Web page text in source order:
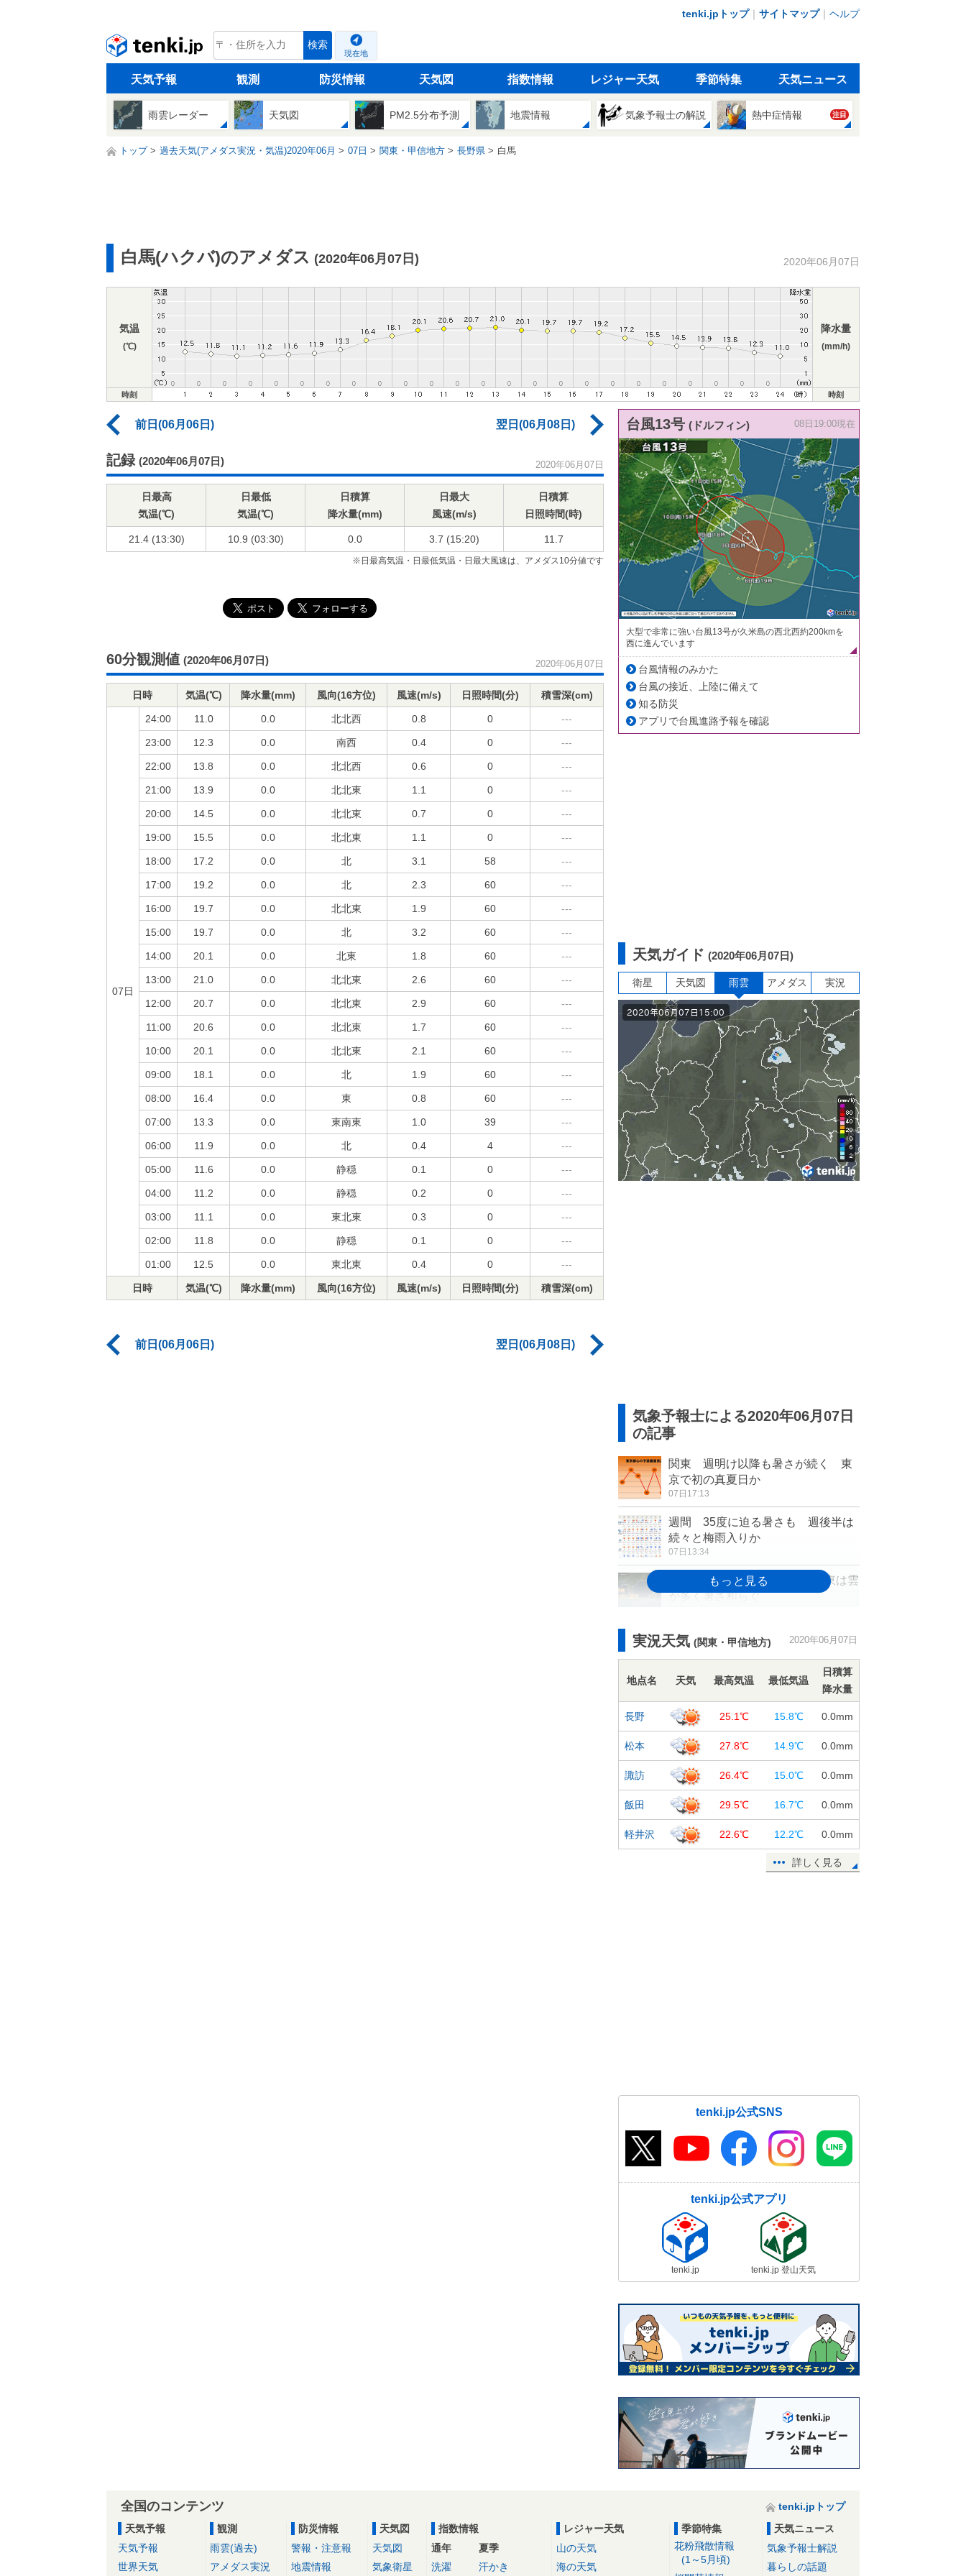
tenki.jpトップ｜ サイトマップ｜ ヘルプ
tenki.jp 検索
現在地
天気予報 観測 防災情報 天気図 指数情報 レジャー天気 季節特集 天気ニュース
雨雲レーダー 天気図 PM2.5分布予測 地震情報 気象予報士の解説 熱中症情報 注目
トップ 過去天気(アメダス実況・気温)2020年06月 07日 関東・甲信地方 長野県 白馬
白馬(ハクバ)のアメダス (2020年06月07日) 2020年06月07日
気温
(℃)
降水量
(mm/h)
時刻 時刻
前日(06月06日) 翌日(06月08日)
記録 (2020年06月07日) 2020年06月07日
日最高
気温(℃)
日最低
気温(℃)
日積算
降水量(mm)
日最大
風速(m/s)
日積算
日照時間(時)
21.4 (13:30) 10.9 (03:30) 0.0 3.7 (15:20) 11.7
※日最高気温・日最低気温・日最大風速は、アメダス10分値です
60分観測値 (2020年06月07日) 2020年06月07日
日時 気温(℃) 降水量(mm) 風向(16方位) 風速(m/s) 日照時間(分) 積雪深(cm)
07日
24:00 11.0 0.0 北北西 0.8 0 ---
23:00 12.3 0.0 南西 0.4 0 ---
22:00 13.8 0.0 北北西 0.6 0 ---
21:00 13.9 0.0 北北東 1.1 0 ---
20:00 14.5 0.0 北北東 0.7 0 ---
19:00 15.5 0.0 北北東 1.1 0 ---
18:00 17.2 0.0 北 3.1 58 ---
17:00 19.2 0.0 北 2.3 60 ---
16:00 19.7 0.0 北北東 1.9 60 ---
15:00 19.7 0.0 北 3.2 60 ---
14:00 20.1 0.0 北東 1.8 60 ---
13:00 21.0 0.0 北北東 2.6 60 ---
12:00 20.7 0.0 北北東 2.9 60 ---
11:00 20.6 0.0 北北東 1.7 60 ---
10:00 20.1 0.0 北北東 2.1 60 ---
09:00 18.1 0.0 北 1.9 60 ---
08:00 16.4 0.0 東 0.8 60 ---
07:00 13.3 0.0 東南東 1.0 39 ---
06:00 11.9 0.0 北 0.4 4 ---
05:00 11.6 0.0 静穏 0.1 0 ---
04:00 11.2 0.0 静穏 0.2 0 ---
03:00 11.1 0.0 東北東 0.3 0 ---
02:00 11.8 0.0 静穏 0.1 0 ---
01:00 12.5 0.0 東北東 0.4 0 ---
日時 気温(℃) 降水量(mm) 風向(16方位) 風速(m/s) 日照時間(分) 積雪深(cm)
前日(06月06日) 翌日(06月08日)
台風13号 (ドルフィン) 08日19:00現在
大型で非常に強い台風13号が久米島の西北西約200kmを
西に進んでいます
台風情報のみかた
台風の接近、上陸に備えて
知る防災
アプリで台風進路予報を確認
天気ガイド (2020年06月07日)
衛星 天気図 雨雲 アメダス 実況
気象予報士による2020年06月07日
の記事
関東 週明け以降も暑さが続く 東
京で初の真夏日か
07日17:13
週間 35度に迫る暑さも 週後半は
続々と梅雨入りか
07日13:34
7日 沖縄 大雨のおそれ 関東は雲
が多く暑さ和らぐ
実況天気 (関東・甲信地方) 2020年06月07日
地点名 天気 最高気温 最低気温
日積算
降水量
長野 25.1℃ 15.8℃ 0.0mm
松本 27.8℃ 14.9℃ 0.0mm
諏訪 26.4℃ 15.0℃ 0.0mm
飯田 29.5℃ 16.7℃ 0.0mm
軽井沢 22.6℃ 12.2℃ 0.0mm
詳しく見る
tenki.jp公式SNS
tenki.jp公式アプリ
tenki.jp tenki.jp 登山天気
全国のコンテンツ
tenki.jpトップ
天気予報
天気予報
世界天気
観測
雨雲(過去)
アメダス実況
防災情報
警報・注意報
地震情報
天気図
天気図
気象衛星
指数情報
通年
洗濯
夏季
汗かき
レジャー天気
山の天気
海の天気
季節特集
花粉飛散情報
(1～5月頃)
天気ニュース
気象予報士解説
暮らしの話題